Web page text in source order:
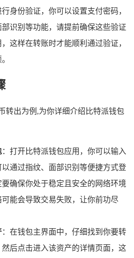
身份验证，你可以设置支付密码，
识别等功能，请提前确保这些验证
这样在转账时才能顺利通过验证，
转出为例,为你详细介绍比特派钱包
：打开比特派钱包应用，你可以输入
通过指纹、面部识别等便捷方式登
确保你处于稳定且安全的网络环境
能会导致交易失败，让你前功尽
：在钱包主界面中，仔细找到你要转
后点击进入该资产的详情页面，这